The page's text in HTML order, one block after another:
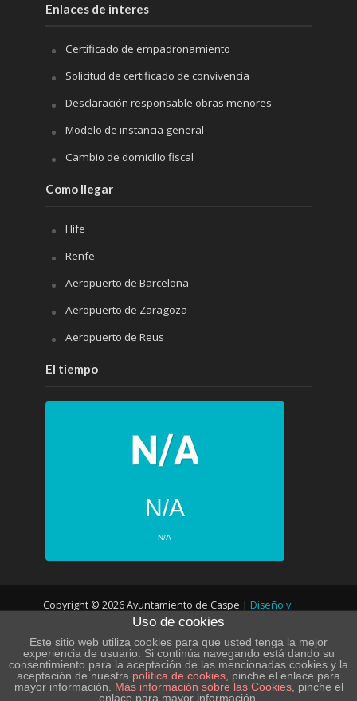
Enlaces de interes
Certificado de empadronamiento
Solicitud de certificado de convivencia
Desclaración responsable obras menores
Modelo de instancia general
Cambio de domicilio fiscal
Como llegar
Hife
Renfe
Aeropuerto de Barcelona
Aeropuerto de Zaragoza
Aeropuerto de Reus
El tiempo
N/A
N/A
N/A N/A
N/A N/A
N/A N/A
Copyright © 2026 Ayuntamiento de Caspe | Diseño y
desarrollo web
POLÍTICA DE PRIVACIDAD – LOPD
Uso de cookies
Este sitio web utiliza cookies para que usted tenga la mejor
experiencia de usuario. Si continúa navegando está dando su
consentimiento para la aceptación de las mencionadas cookies y la
aceptación de nuestra política de cookies , pinche el enlace para
mayor información.
Más información sobre las Cookies, pinche el
enlace para mayor información.